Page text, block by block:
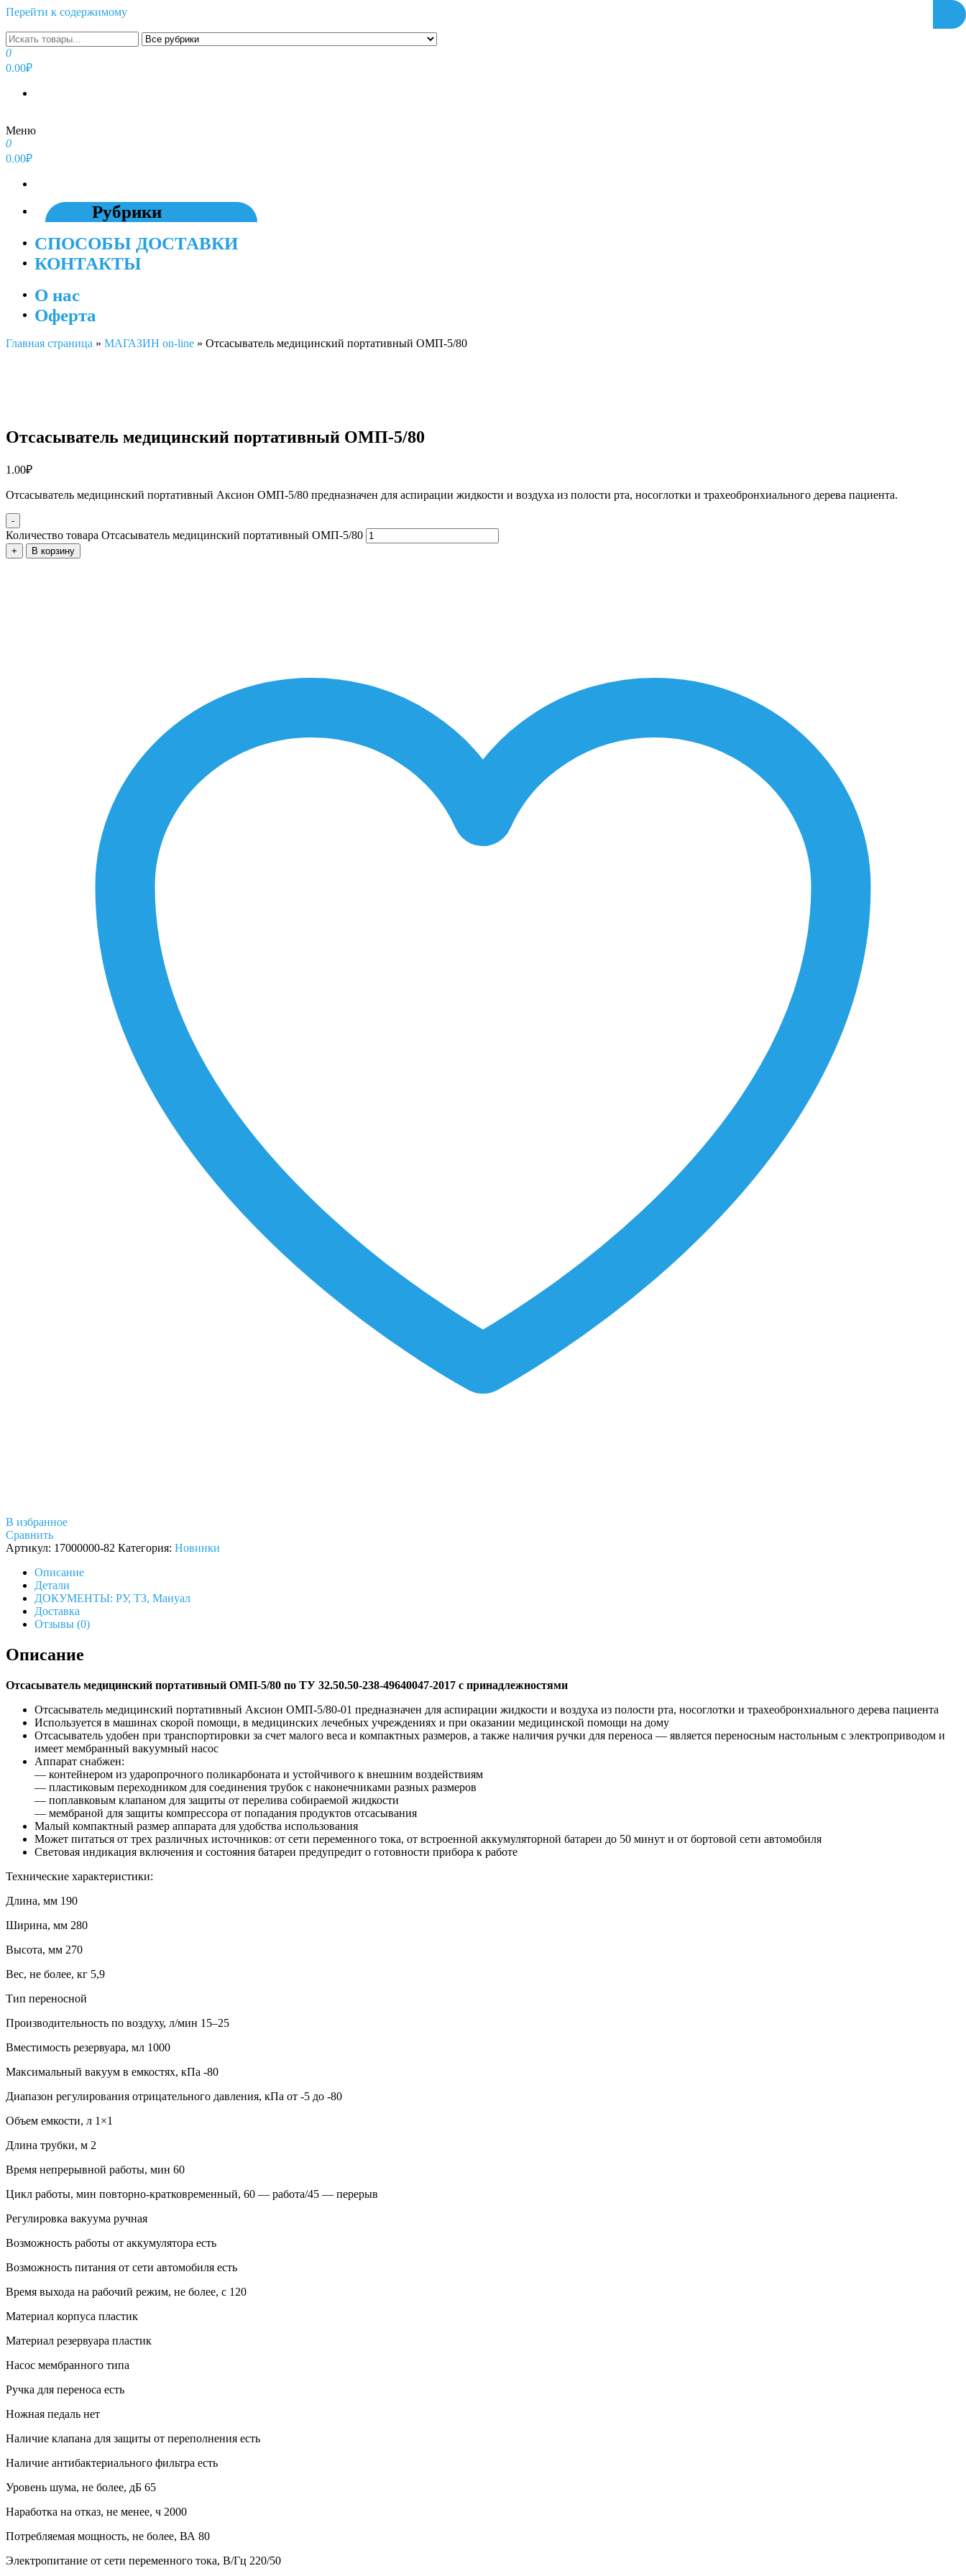
Перейти к содержимому
0
0.00₽
Меню
0
0.00₽
Рубрики
СПОСОБЫ ДОСТАВКИ
КОНТАКТЫ
О нас
Оферта
Главная страница » МАГАЗИН on-line » Отсасыватель медицинский портативный ОМП-5/80
Отсасыватель медицинский портативный ОМП-5/80
1.00₽
Отсасыватель медицинский портативный Аксион ОМП-5/80 предназначен для аспирации жидкости и воздуха из полости рта, носоглотки и трахеобронхиального дерева пациента.
-
Количество товара Отсасыватель медицинский портативный ОМП-5/80
+ В корзину
В избранное
Сравнить
Артикул: 17000000-82 Категория: Новинки
Описание
Детали
ДОКУМЕНТЫ: РУ, ТЗ, Мануал
Доставка
Отзывы (0)
Описание
Отсасыватель медицинский портативный ОМП-5/80 по ТУ 32.50.50-238-49640047-2017 с принадлежностями
Отсасыватель медицинский портативный Аксион ОМП-5/80-01 предназначен для аспирации жидкости и воздуха из полости рта, носоглотки и трахеобронхиального дерева пациента
Используется в машинах скорой помощи, в медицинских лечебных учреждениях и при оказании медицинской помощи на дому
Отсасыватель удобен при транспортировки за счет малого веса и компактных размеров, а также наличия ручки для переноса — является переносным настольным с электроприводом и
имеет мембранный вакуумный насос
Аппарат снабжен:
— контейнером из ударопрочного поликарбоната и устойчивого к внешним воздействиям
— пластиковым переходником для соединения трубок с наконечниками разных размеров
— поплавковым клапаном для защиты от перелива собираемой жидкости
— мембраной для защиты компрессора от попадания продуктов отсасывания
Малый компактный размер аппарата для удобства использования
Может питаться от трех различных источников: от сети переменного тока, от встроенной аккумуляторной батареи до 50 минут и от бортовой сети автомобиля
Световая индикация включения и состояния батареи предупредит о готовности прибора к работе
Технические характеристики:
Длина, мм 190
Ширина, мм 280
Высота, мм 270
Вес, не более, кг 5,9
Тип переносной
Производительность по воздуху, л/мин 15–25
Вместимость резервуара, мл 1000
Максимальный вакуум в емкостях, кПа -80
Диапазон регулирования отрицательного давления, кПа от -5 до -80
Объем емкости, л 1×1
Длина трубки, м 2
Время непрерывной работы, мин 60
Цикл работы, мин повторно-кратковременный, 60 — работа/45 — перерыв
Регулировка вакуума ручная
Возможность работы от аккумулятора есть
Возможность питания от сети автомобиля есть
Время выхода на рабочий режим, не более, с 120
Материал корпуса пластик
Материал резервуара пластик
Насос мембранного типа
Ручка для переноса есть
Ножная педаль нет
Наличие клапана для защиты от переполнения есть
Наличие антибактериального фильтра есть
Уровень шума, не более, дБ 65
Наработка на отказ, не менее, ч 2000
Потребляемая мощность, не более, ВА 80
Электропитание от сети переменного тока, В/Гц 220/50